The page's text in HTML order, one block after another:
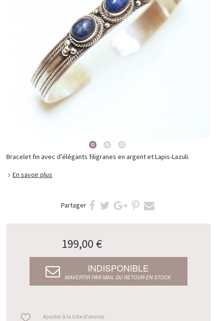
Bracelet fin avec d'élégants filigranes en argent et Lapis-Lazuli.
En savoir plus
Partager
199,00 €
INDISPONIBLE
M’AVERTIR PAR MAIL DU RETOUR EN STOCK
Ajouter à la liste d'envies